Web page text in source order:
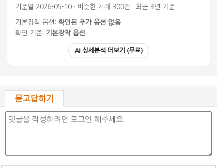
기준일 2026-05-10 · 비슷한 거래 300건 · 최근 3년 기준
기본장착 옵션: 확인된 추가 옵션 없음
확인 기준: 기본장착 옵션
AI 상세분석 더보기 (무료)
묻고답하기